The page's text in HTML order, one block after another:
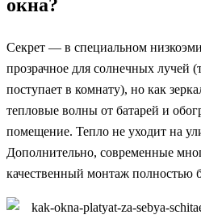
окна?
Секрет — в специальном
прозрачное для солнечных лучей
поступает в комнату), но как
тепловые волны от батарей и
помещение. Тепло не уходит на
Дополнительно, современные
качественный монтаж полностью